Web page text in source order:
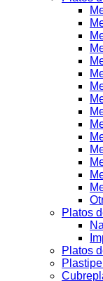
Platos
Platos